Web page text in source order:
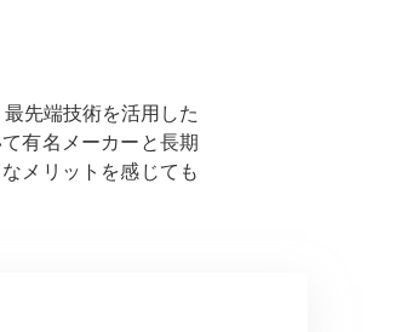
先端技術を活用した
有名メーカーと長期
メリットを感じても